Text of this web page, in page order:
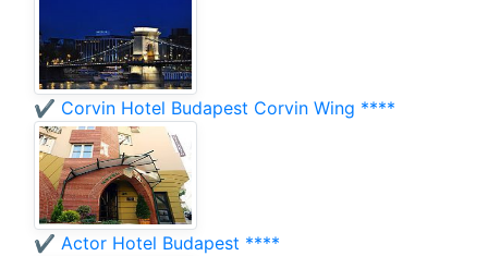
✔️ Corvin Hotel Budapest Corvin Wing ****
✔️ Actor Hotel Budapest ****